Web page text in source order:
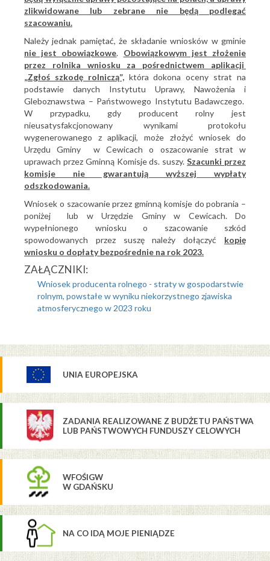
zlikwidowane lub zebrane nie będą podlegać
szacowaniu.
Należy jednak pamiętać, że składanie wniosków w gminie
nie jest obowiązkowe. Obowiązkowym jest złożenie
przez rolnika wniosku za pośrednictwem aplikacji
„Zgłoś szkodę rolniczą”,która dokona oceny strat na
podstawie danych Instytutu Uprawy, Nawożenia i
Gleboznawstwa – Państwowego Instytutu Badawczego.
W przypadku, gdy producent rolny jest
nieusatysfakcjonowany wynikami protokołu
wygenerowanego z aplikacji, może złożyć wniosek do
Urzędu Gminy w Cewicach o oszacowanie strat w
uprawach przez Gminną Komisje ds. suszy.Szacunki przez
komisje nie gwarantują wyższej wypłaty
odszkodowania.
Wniosek o szacowanie przez gminną komisje do pobrania –
poniżej lub w Urzędzie Gminy w Cewicach. Do
wypełnionego wniosku o szacowanie szkód
spowodowanych przez suszę należy dołączyć kopię
wniosku o dopłaty bezpośrednie na rok 2023.
ZAŁĄCZNIKI:
Wniosek producenta rolnego - straty w gospodarstwie
rolnym, powstałe w wyniku niekorzystnego zjawiska
atmosferycznego w 2023 roku
UNIA EUROPEJSKA
ZADANIA REALIZOWANE Z BUDŻETU PAŃSTWA
LUB PAŃSTWOWYCH FUNDUSZY CELOWYCH
WFOŚIGW
W GDAŃSKU
NA CO IDĄ MOJE PIENIĄDZE